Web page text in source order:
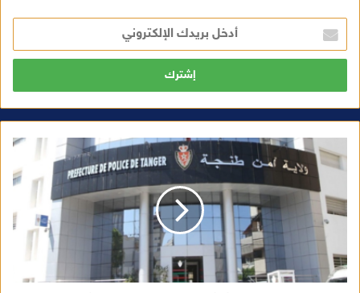
خ
ل
ر
ا
ل
ت
ر
ي